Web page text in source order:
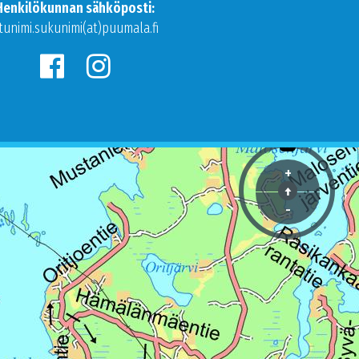
sähköposti: